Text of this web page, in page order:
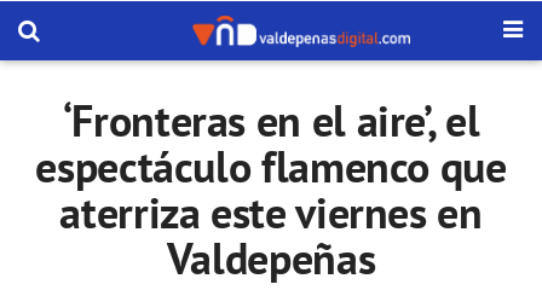
‘Fronteras en el aire’, el
espectáculo flamenco que
aterriza este viernes en
Valdepeñas